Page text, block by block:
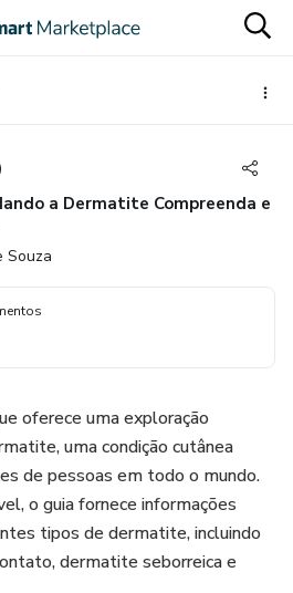
)
a Dermatite Compreenda e
Souza
oferece uma exploração
uma condição cutânea
de pessoas em todo o mundo.
o guia fornece informações
tipos de dermatite, incluindo
dermatite seborreica e